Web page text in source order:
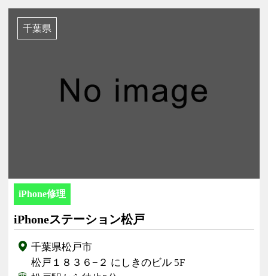
千葉県
iPhone修理
iPhoneステーション松戸
千葉県松戸市
松戸１８３６−２ にしきのビル 5F